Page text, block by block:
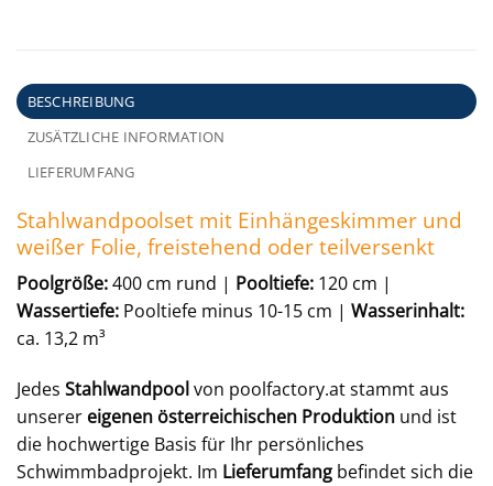
BESCHREIBUNG
ZUSÄTZLICHE INFORMATION
LIEFERUMFANG
Stahlwandpoolset mit Einhängeskimmer und
weißer Folie, freistehend oder teilversenkt
Poolgröße:400 cm rund | Pooltiefe: 120 cm |
Wassertiefe: Pooltiefe minus 10-15 cm | Wasserinhalt:
ca. 13,2 m³
Jedes Stahlwandpoolvon poolfactory.at stammt aus
unserer eigenen österreichischen Produktion und ist
die hochwertige Basis für Ihr persönliches
Schwimmbadprojekt. Im Lieferumfang befindet sich die